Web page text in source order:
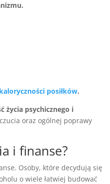
kaloryczności posiłków.
życia psychicznego i
oraz ogólnej poprawy
i finanse?
Osoby, które decydują się
o wiele łatwiej budować